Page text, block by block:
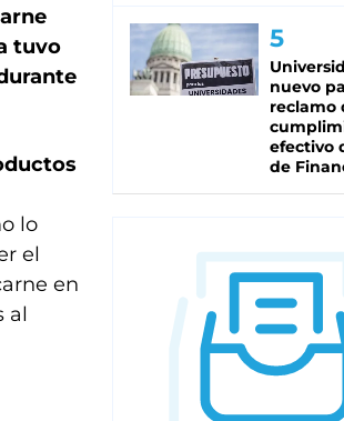
tuvo
lo
el
en
al
nuevo
reclamo
efectivo
de